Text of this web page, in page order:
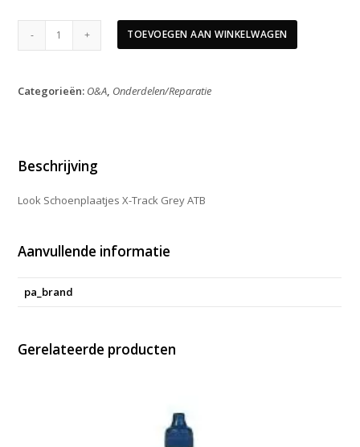
Look
Schoenplaatjes
Grey
TOEVOEGEN AAN WINKELWAGEN
Categorieën: O&A, Onderdelen/Reparatie
Beschrijving
Look Schoenplaatjes X-Track Grey ATB
Aanvullende informatie
pa_brand
Gerelateerde producten